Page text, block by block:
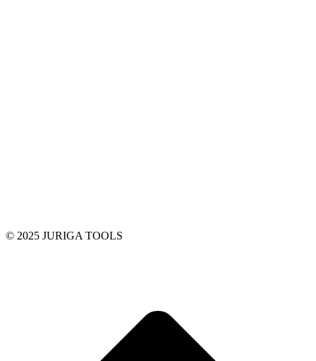
© 2025 JURIGA TOOLS